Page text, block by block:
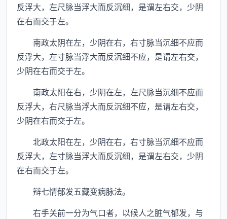
反浮大，左尺脉当浮大而反沉细，是谓左右交，少阴
在右而交于左。
南政太阴在左，少阴在右，右寸脉当沉细不应而
反浮大，左寸脉当浮大而反沉细不应，是谓左右交，
少阴在右而交于左。
南政太阳在右，少阴在左，左尺脉当沉细不应而
反浮大，右尺脉当浮大而反沉细不应，是谓左右交，
少阴在右而交于左。
北政太阳在左，少阴在右，右寸脉当沉细不应而
反浮大，左寸脉当浮大而反沉细，是谓左右交，少阴
在右而交于左。
辩七情郁发五藏变病脉法。
右手关前一分为气口者，以候人之脏气郁发，与